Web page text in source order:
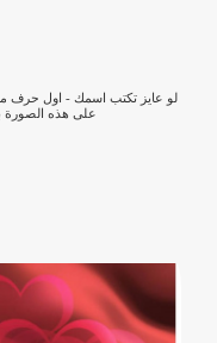
لو عايز تكتب اسمك - اول
على هذه الصورة